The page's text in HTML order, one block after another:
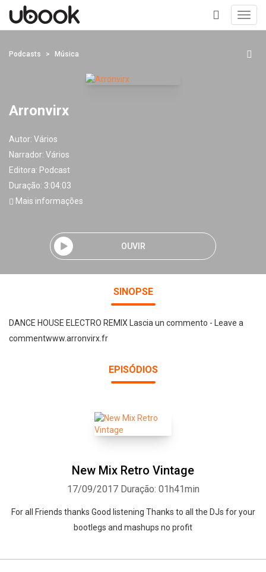
+
Podcasts Música
Arronvirx
Autor: Vários
Narrador: Vários
Editora: Podcast
Duração: 3:04:03
Mais informações
OUVIR
SINOPSE
DANCE HOUSE ELECTRO REMIX Lascia un commento - Leave a
commentwww.arronvirx.fr
EPISÓDIOS
New Mix Retro Vintage
17/09/2017 Duração: 01h41min
For all Friends thanks Good listening Thanks to all the DJs for your
bootlegs and mashups no profit